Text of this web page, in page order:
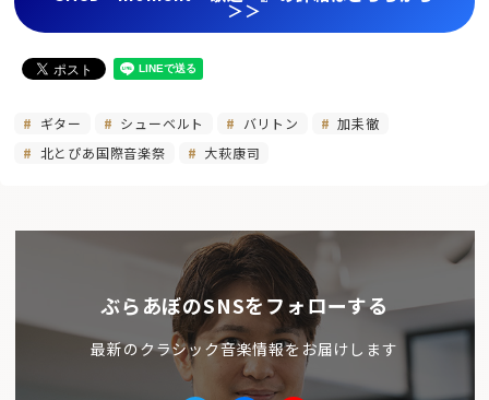
＞＞
ギター シューベルト バリトン
加耒徹
北とぴあ国際音楽祭
大萩康司
ぶらあぼのSNSをフォローする
最新のクラシック音楽情報をお届けします